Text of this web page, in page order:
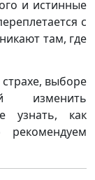
и истинные
с
там, где
выборе
изменить
узнать, как